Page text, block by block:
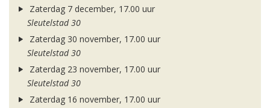
Zaterdag 7 december, 17.00 uur
Sleutelstad 30
Zaterdag 30 november, 17.00 uur
Sleutelstad 30
Zaterdag 23 november, 17.00 uur
Sleutelstad 30
Zaterdag 16 november, 17.00 uur